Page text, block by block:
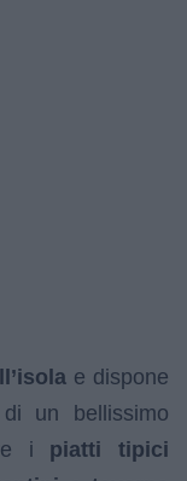
e dispone
un bellissimo
i piatti tipici